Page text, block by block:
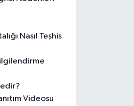
Nasıl Teşhis
Videosu